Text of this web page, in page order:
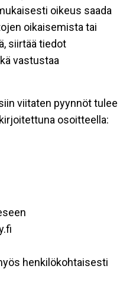
oikeus saada
oikaisemista tai
siirtää tiedot
vastustaa
viitaten pyynnöt tulee
osoitteella:
henkilökohtaisesti